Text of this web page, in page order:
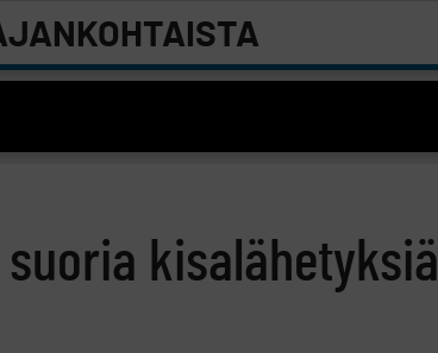
suoria kisalähetyksiä